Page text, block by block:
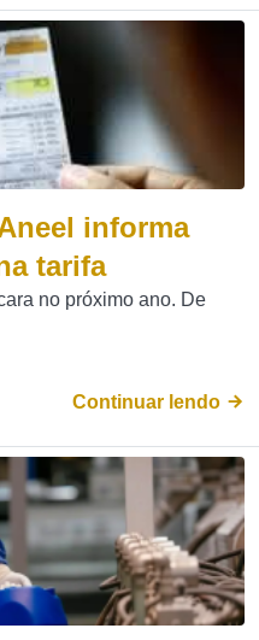
informa
tarifa
no próximo ano. De
Continuar lendo